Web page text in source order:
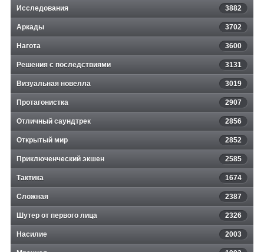
Исследования 3882
Аркады 3702
Нагота 3600
Решения с последствиями 3131
Визуальная новелла 3019
Протагонистка 2907
Отличный саундтрек 2856
Открытый мир 2852
Приключенческий экшен 2585
Тактика 1674
Сложная 2387
Шутер от первого лица 2326
Насилие 2003